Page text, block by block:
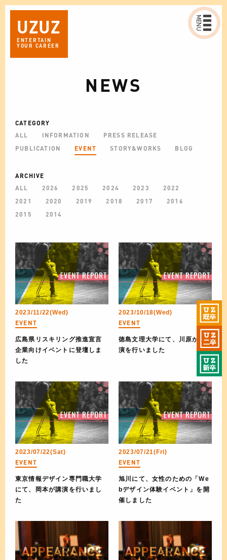
UZUZ
ENTERTAIN
YOUR CAREER
MENU
NEWS
CATEGORY
ALL
INFORMATION
PRESS RELEASE
PUBLICATION
EVENT STORY&WORKS BLOG
ARCHIVE
ALL
2026 2025 2024 2023
2022
2021
2020 2019 2018 2017
2016
2015
2014
2023/11/22(Wed)
EVENT
広島県リスキリング推進宣言
企業向けイベントに登壇しま
した
2023/10/18(Wed)
EVENT
徳島文理大学にて、川原が講
演を行いました
2023/07/22(Sat)
EVENT
東京情報デザイン専門職大学
にて、岡本が講演を行いまし
た
2023/07/21(Fri)
EVENT
旭川にて、女性のための「We
bデザイン体験イベント」を開
催しました